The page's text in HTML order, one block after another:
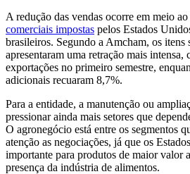
A redução das vendas ocorre em meio
comerciais impostas pelos Estados
brasileiros. Segundo a Amcham, os itens
apresentaram uma retração mais intensa,
exportações no primeiro semestre,
adicionais recuaram 8,7%.
Para a entidade, a manutenção ou
pressionar ainda mais setores que
O agronegócio está entre os segmentos
atenção as negociações, já que os
importante para produtos de maior valor
presença da indústria de alimentos.